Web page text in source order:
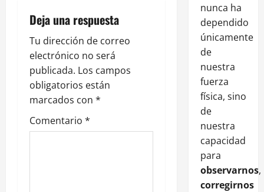
Deja una respuesta
Tu dirección de correo
electrónico no será
publicada. Los campos
obligatorios están
marcados con *
Comentario *
nunca ha
dependido
únicamente
de
nuestra
fuerza
física, sino
de
nuestra
capacidad
para
observarnos,
corregirnos